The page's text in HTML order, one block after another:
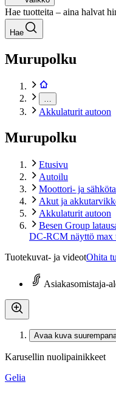
Hae tuotteita – aina halvat
Hae
Murupolku
Akkulaturit autoon
Murupolku
Etusivu
Autoilu
Moottori- ja
Akut ja
Akkulaturit autoon
Besen Group
DC-RCM näyttö max
Tuotekuvat- ja videotOhita
Asiakasomistaja-
Avaa kuva
Karusellin nuolipainikkeet
Gelia